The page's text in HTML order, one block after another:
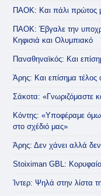
ΠΑΟΚ: Και πάλι πρώτος
ΠΑΟΚ: Έβγαλε την
Κηφισιά και Ολυμπιακό
Παναθηναϊκός: Και
Άρης: Και επίσημα τέλος
Σάκοτα: «Γνωριζόμαστε
Κόντης: «Υποφέραμε
στο σχέδιό μας»
Άρης: Δεν χάνει αλλά δεν
Stoiximan GBL:
Ίντερ: Ψηλά στην λίστα